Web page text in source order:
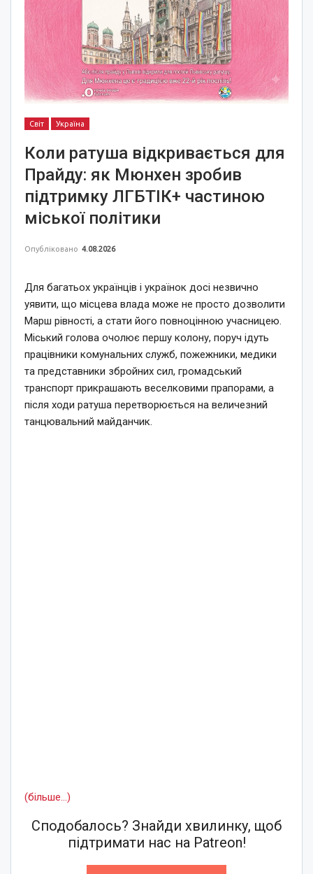
Світ Україна
Коли ратуша відкривається для
Прайду: як Мюнхен зробив
підтримку ЛГБТІК+ частиною
міської політики
Опубліковано 4.08.2026
Для багатьох українців і українок досі незвично
уявити, що місцева влада може не просто дозволити
Марш рівності, а стати його повноцінною учасницею.
Міський голова очолює першу колону, поруч ідуть
працівники комунальних служб, пожежники, медики
та представники збройних сил, громадський
транспорт прикрашають веселковими прапорами, а
після ходи ратуша перетворюється на величезний
танцювальний майданчик.
(більше…)
Сподобалось? Знайди хвилинку, щоб
підтримати нас на Patreon!